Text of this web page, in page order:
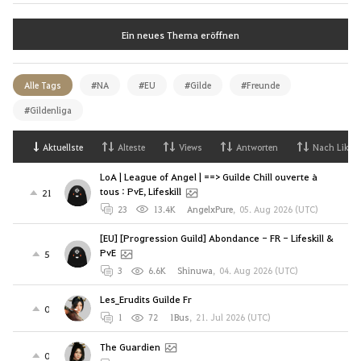
Ein neues Thema eröffnen
Alle Tags #NA #EU #Gilde #Freunde
#Gildenliga
Aktuellste Alteste Views Antworten Nach Likes
21
LoA | League of Angel | ==> Guilde Chill ouverte à
tous : PvE, Lifeskill
23 13.4K AngelxPure, 05. Aug 2026 (UTC)
5
[EU] [Progression Guild] Abondance - FR - Lifeskill &
PvE
3 6.6K Shinuwa, 04. Aug 2026 (UTC)
0
Les_Erudits Guilde Fr
1 72 1Bus, 21. Jul 2026 (UTC)
0
The Guardien